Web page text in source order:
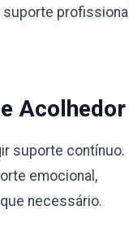
profissional
Acolhedor
suporte contínuo.
emocional,
necessário.